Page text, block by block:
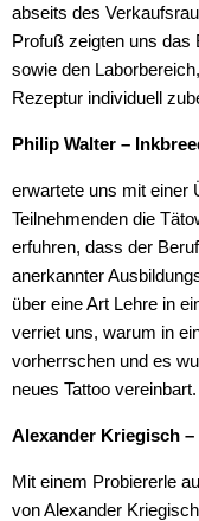
abseits des
Profuß zeigten uns
sowie den
Rezeptur individuell
Philip Walter –
erwartete uns mit einer
Teilnehmenden die
erfuhren, dass der
anerkannter
über eine Art Lehre in
verriet uns, warum in
vorherrschen und es
neues Tattoo vereinbart.
Alexander Kriegisch
Mit einem Probiererle
von Alexander